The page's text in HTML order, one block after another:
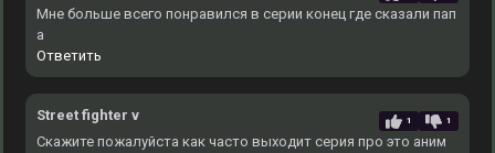
Мне больше всего понравился в серии конец где сказали пап
а
Ответить
Street fighter v 1 1
Скажите пожалуйста как часто выходит серия про это аним